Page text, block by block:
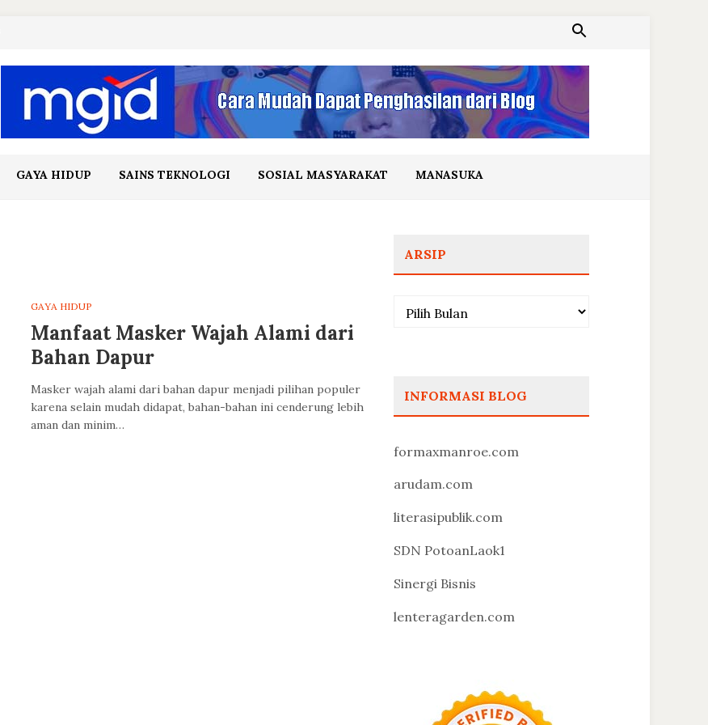
GAYA HIDUP SAINS TEKNOLOGI SOSIAL MASYARAKAT MANASUKA
GAYA HIDUP
Manfaat Masker Wajah Alami dari
Bahan Dapur
Masker wajah alami dari bahan dapur menjadi pilihan populer
karena selain mudah didapat, bahan-bahan ini cenderung lebih
aman dan minim…
ARSIP
Arsip
INFORMASI BLOG
formaxmanroe.com
arudam.com
literasipublik.com
SDN PotoanLaok1
Sinergi Bisnis
lenteragarden.com